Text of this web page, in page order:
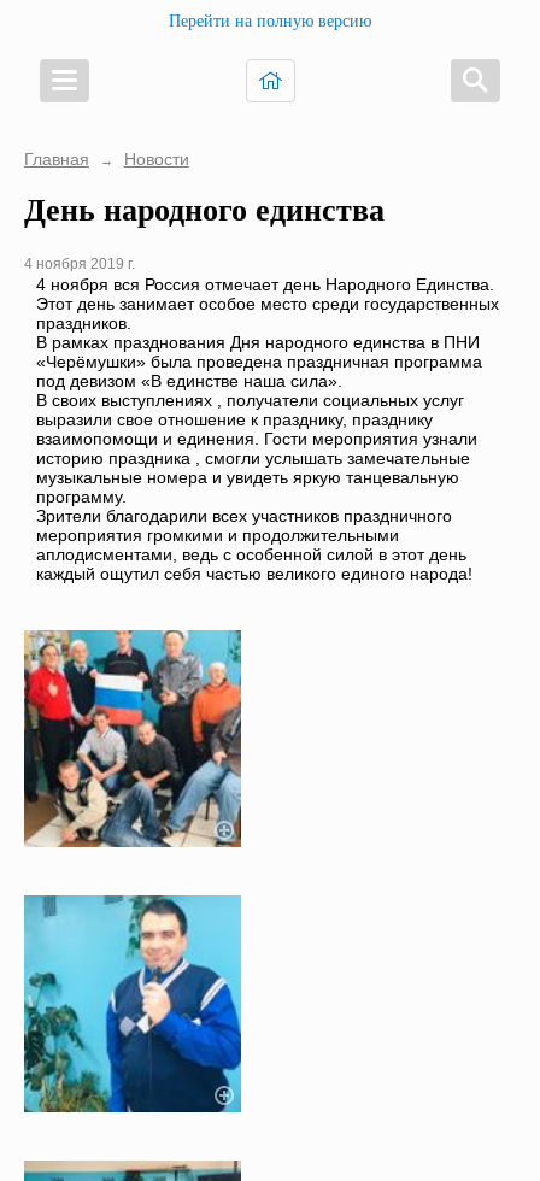
Перейти на полную версию
Главная → Новости
День народного единства
4 ноября 2019 г.
4 ноября вся Россия отмечает день Народного Единства.
Этот день занимает особое место среди государственных
праздников.
В рамках празднования Дня народного единства в ПНИ
«Черёмушки» была проведена праздничная программа
под девизом «В единстве наша сила».
В своих выступлениях , получатели социальных услуг
выразили свое отношение к празднику, празднику
взаимопомощи и единения. Гости мероприятия узнали
историю праздника , смогли услышать замечательные
музыкальные номера и увидеть яркую танцевальную
программу.
Зрители благодарили всех участников праздничного
мероприятия громкими и продолжительными
аплодисментами, ведь с особенной силой в этот день
каждый ощутил себя частью великого единого народа!